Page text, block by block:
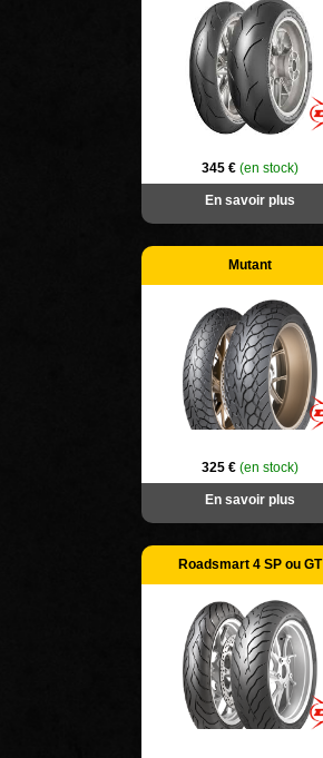
345 € (en stock)
En savoir plus
Mutant
325 € (en stock)
En savoir plus
Roadsmart 4 SP ou GT